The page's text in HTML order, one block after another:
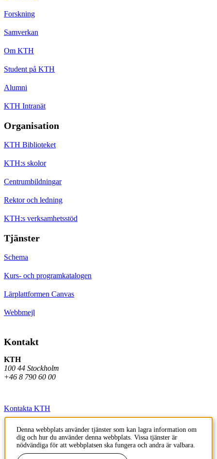
Forskning
Samverkan
Om KTH
Student på KTH
Alumni
KTH Intranät
Organisation
KTH Biblioteket
KTH:s skolor
Centrumbildningar
Rektor och ledning
KTH:s verksamhetsstöd
Tjänster
Schema
Kurs- och programkatalogen
Lärplattformen Canvas
Webbmejl
Kontakt
KTH
100 44 Stockholm
+46 8 790 60 00
Kontakta KTH
Jobba på KTH
Press och media
Denna webbplats använder tjänster som kan lagra information om
dig och hur du använder denna webbplats. Vissa tjänster är
nödvändiga för att webbplatsen ska fungera och andra är valbara.